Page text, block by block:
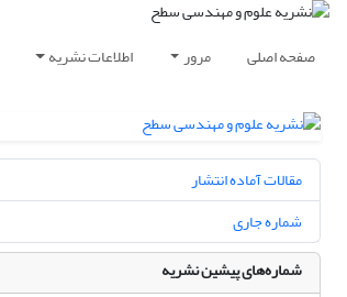
صفحه اصلی مرور اطلاعات نشریه
مقالات آماده انتشار
شماره جاری
شماره‌های پیشین نشریه